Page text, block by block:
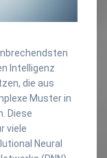
Intelligenz
die aus
Muster in
Diese
viele
Neural